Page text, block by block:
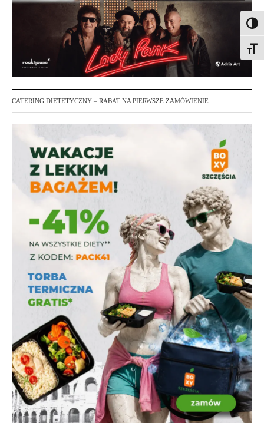
CATERING DIETETYCZNY – RABAT NA PIERWSZE ZAMÓWIENIE